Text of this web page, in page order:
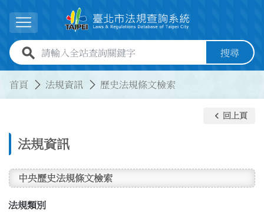
展開選單
全站查詢關鍵字欄位 搜尋
首頁 法規資訊 歷史法規條文檢索
法規資訊
keyboard_arrow_left 回上頁
中央歷史法規條文檢索
法規類別